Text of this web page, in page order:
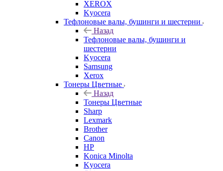
XEROX
Kyocera
Тефлоновые валы, бушинги и шестерни
Назад
Тефлоновые валы, бушинги и
шестерни
Kyocera
Samsung
Xerox
Тонеры Цветные
Назад
Тонеры Цветные
Sharp
Lexmark
Brother
Canon
HP
Konica Minolta
Kyocera